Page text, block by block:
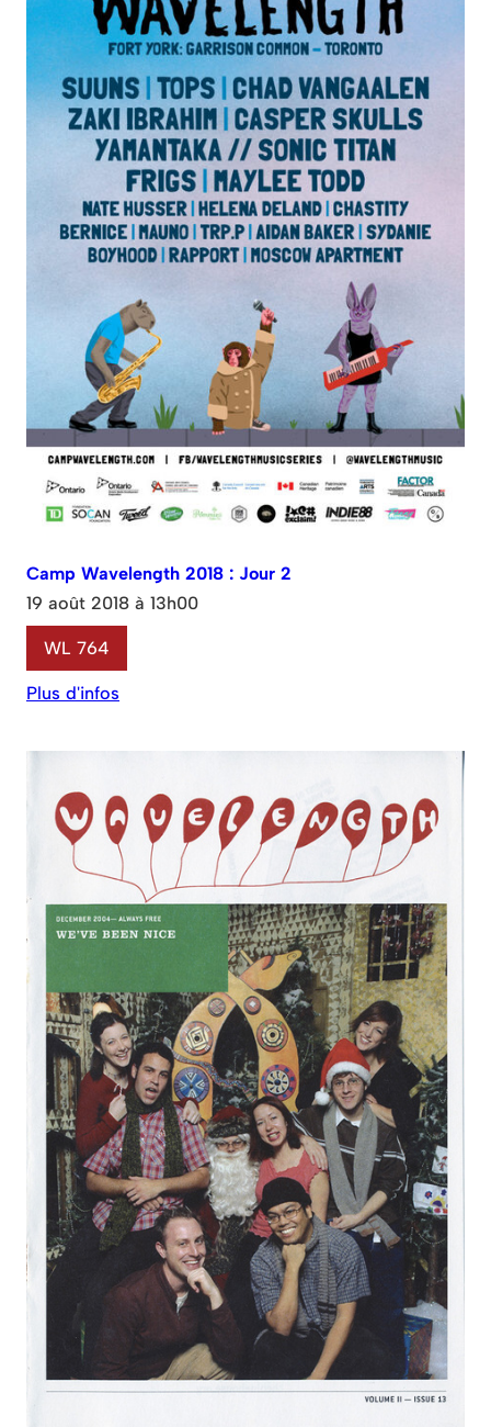
Camp Wavelength 2018 : Jour 2
19 août 2018 à 13h00
WL 764
Plus d'infos